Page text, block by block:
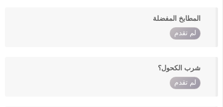
المطابخ المفضلة
لم تقدم
شرب الكحول؟
لم تقدم